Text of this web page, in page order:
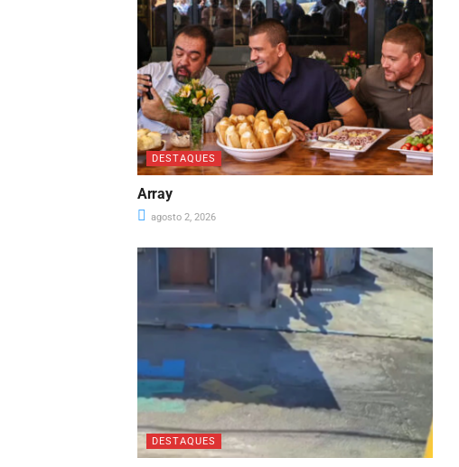
DESTAQUES
Array
agosto 2, 2026
DESTAQUES